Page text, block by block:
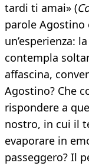
tardi ti amai» (
parole Agostino
un’esperienza:
contempla
affascina,
Agostino? Che
rispondere a
nostro, in cui il
evaporare in
passeggero? Il